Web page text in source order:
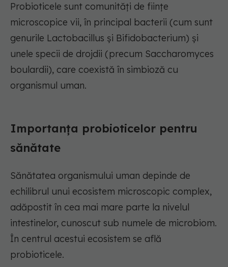
Probioticele sunt comunități de ființe
microscopice vii, în principal bacterii (cum sunt
genurile Lactobacillus și Bifidobacterium) și
unele specii de drojdii (precum Saccharomyces
boulardii), care coexistă în simbioză cu
organismul uman.
Importanța probioticelor pentru
sănătate
Sănătatea organismului uman depinde de
echilibrul unui ecosistem microscopic complex,
adăpostit în cea mai mare parte la nivelul
intestinelor, cunoscut sub numele de microbiom.
În centrul acestui ecosistem se află
probioticele.